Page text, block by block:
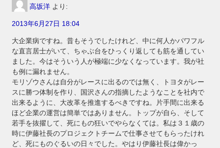
高坂洋 より:
2013年6月27日 18:04
大企業病ですね。昔もそうでしたけれど、中に何人かパワフル
な直言居士がいて、ちゃぶ台をひっくり返しても筋を通してい
ました。今はそういう人が極端に少なくなっています。我が社
も例に漏れません。
モリゾウさんは自分がレースに出るのでは無く、トヨタがレー
スに勝つ体制を作り、国沢さんの指摘したようなことを社内で
出来るように、大改革を推進するべきですね。片手間に出来る
ほど企業の運営は簡単ではありません。トップが自ら、そして
若手を抜擢して、死にもの狂いでやらなくては。私は３１歳の
時に伊藤社長のプロジェクトチームで仕事させてもらったけれ
ど、死にものぐるいの日々でした。やはり伊藤社長は偉かっ